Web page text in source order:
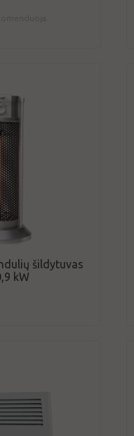
šildytuvas
kW